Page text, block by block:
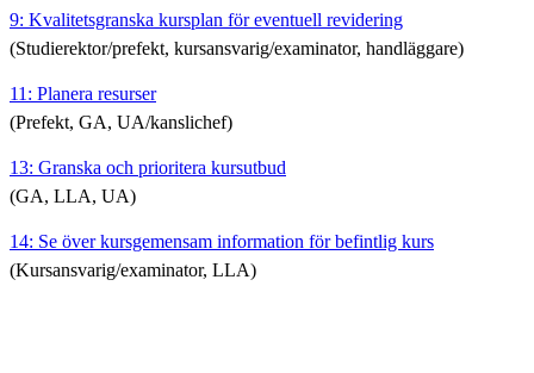
9: Kvalitetsgranska kursplan för eventuell revidering
(Studierektor/prefekt, kursansvarig/examinator, handläggare)
11: Planera resurser
(Prefekt, GA, UA/kanslichef)
13: Granska och prioritera kursutbud
(GA, LLA, UA)
14: Se över kursgemensam information för befintlig kurs
(Kursansvarig/examinator, LLA)